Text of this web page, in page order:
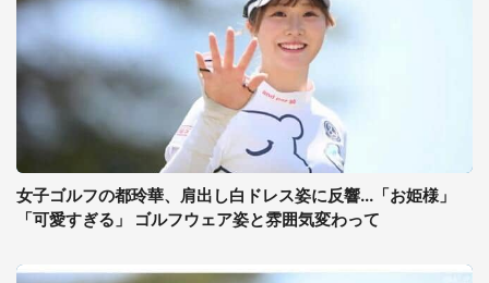
女子ゴルフの都玲華、肩出し白ドレス姿に反響...「お姫様」
「可愛すぎる」 ゴルフウェア姿と雰囲気変わって